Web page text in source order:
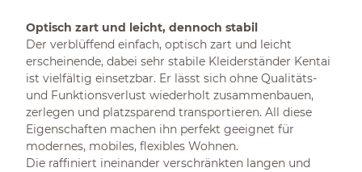
Optisch zart und leicht, dennoch stabil
Der verblüffend einfach, optisch zart und leicht
erscheinende, dabei sehr stabile Kleiderständer Kentai
ist vielfältig einsetzbar. Er lässt sich ohne Qualitäts-
und Funktionsverlust wiederholt zusammenbauen,
zerlegen und platzsparend transportieren. All diese
Eigenschaften machen ihn perfekt geeignet für
modernes, mobiles, flexibles Wohnen.
Die raffiniert ineinander verschränkten langen und